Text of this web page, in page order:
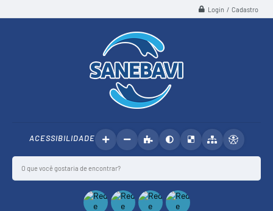
Login / Cadastro
ACESSIBILIDADE